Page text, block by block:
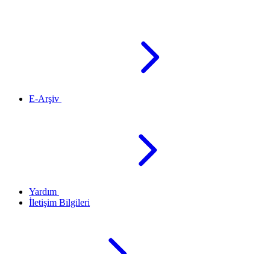
E-Arşiv
Yardım
İletişim Bilgileri